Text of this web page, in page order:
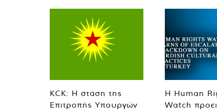
KCK: Η στάση της
Επιτροπής Υπουργών
Η Human
Watch